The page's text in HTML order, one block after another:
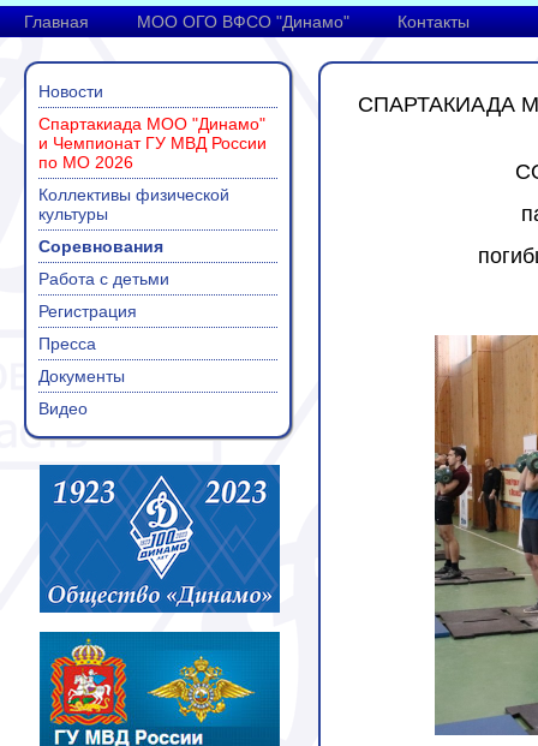
Главная МОО ОГО ВФСО "Динамо" Контакты
Новости
Спартакиада МОО "Динамо"
и Чемпионат ГУ МВД России
по МО 2026
Коллективы физической
культуры
Соревнования
Работа с детьми
Регистрация
Пресса
Документы
Видео
СПАРТАКИАДА